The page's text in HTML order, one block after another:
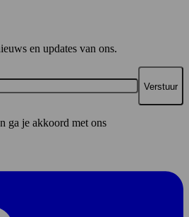
en updates van ons.
ga je akkoord met ons